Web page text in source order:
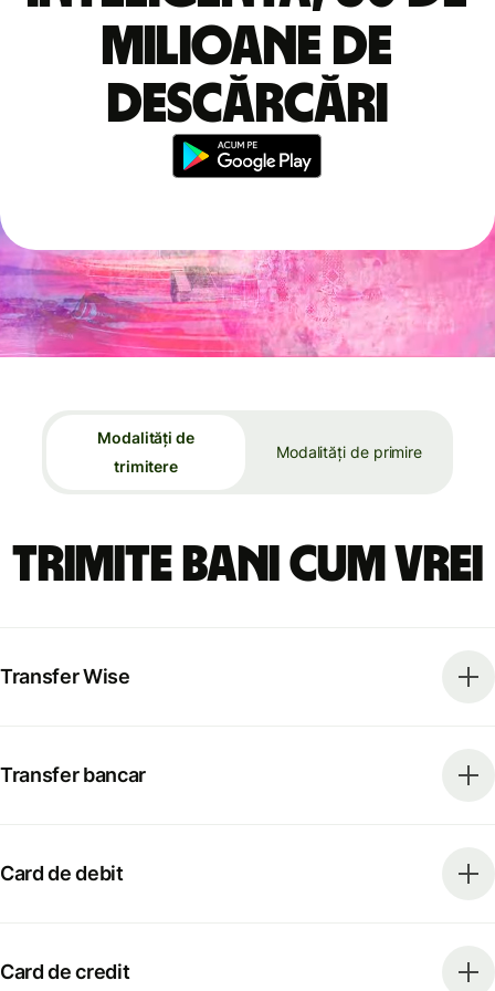
milioane de
descărcări
Modalități de
trimitere
Modalități de primire
Trimite bani cum vrei
Transfer Wise
Transfer bancar
Card de debit
Card de credit